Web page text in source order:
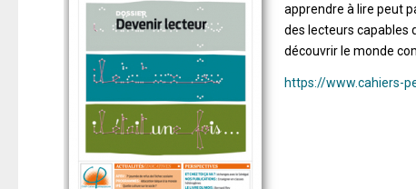
apprendre à lire peut
des lecteurs capables
découvrir le monde
https://www.cahiers-